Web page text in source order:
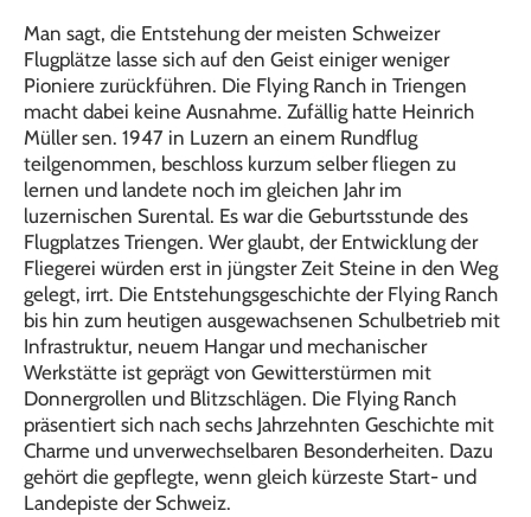
Man sagt, die Entstehung der meisten Schweizer
Flugplätze lasse sich auf den Geist einiger weniger
Pioniere zurückführen. Die Flying Ranch in Triengen
macht dabei keine Ausnahme. Zufällig hatte Heinrich
Müller sen. 1947 in Luzern an einem Rundflug
teilgenommen, beschloss kurzum selber fliegen zu
lernen und landete noch im gleichen Jahr im
luzernischen Surental. Es war die Geburtsstunde des
Flugplatzes Triengen. Wer glaubt, der Entwicklung der
Fliegerei würden erst in jüngster Zeit Steine in den Weg
gelegt, irrt. Die Entstehungsgeschichte der Flying Ranch
bis hin zum heutigen ausgewachsenen Schulbetrieb mit
Infrastruktur, neuem Hangar und mechanischer
Werkstätte ist geprägt von Gewitterstürmen mit
Donnergrollen und Blitzschlägen. Die Flying Ranch
präsentiert sich nach sechs Jahrzehnten Geschichte mit
Charme und unverwechselbaren Besonderheiten. Dazu
gehört die gepflegte, wenn gleich kürzeste Start- und
Landepiste der Schweiz.